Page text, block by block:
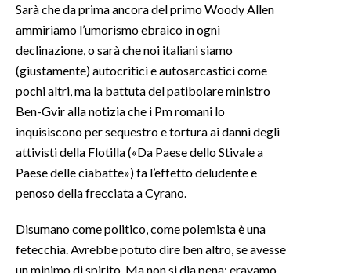
SALUTE
SARDEGNA TURISMO
SARDI NEL MONDO
NOTIZIE
EVENTI
#CARAUNIONE
INSULARITÀ
Sarà che da prima ancora del primo Woody Allen
ammiriamo l’umorismo ebraico in ogni
declinazione, o sarà che noi italiani siamo
(giustamente) autocritici e autosarcastici come
pochi altri, ma la battuta del patibolare ministro
Ben-Gvir alla notizia che i Pm romani lo
inquisiscono per sequestro e tortura ai danni degli
attivisti della Flotilla («Da Paese dello Stivale a
Paese delle ciabatte») fa l’effetto deludente e
penoso della frecciata a Cyrano.
Disumano come politico, come polemista è una
fetecchia. Avrebbe potuto dire ben altro, se avesse
un minimo di spirito. Ma non si dia pena: eravamo